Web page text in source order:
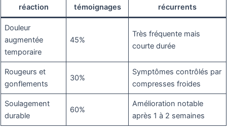
réaction témoignages récurrents
Douleur
augmentée
temporaire
45%
Très fréquente mais
courte durée
Rougeurs et
gonflements
30%
Symptômes contrôlés par
compresses froides
Soulagement
durable
60%
Amélioration notable
après 1 à 2 semaines